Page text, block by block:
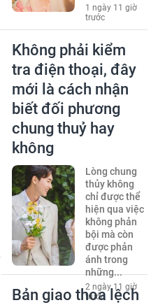
1 ngày 11 giờ
trước
Không phải kiểm
tra điện thoại, đây
mới là cách nhận
biết đối phương
chung thuỷ hay
không
Lòng chung
thủy không
chỉ được thể
hiện qua việc
không phản
bội mà còn
được phản
ánh trong
những...
2 ngày 11 giờ
trước
Bản giao thoa lệch